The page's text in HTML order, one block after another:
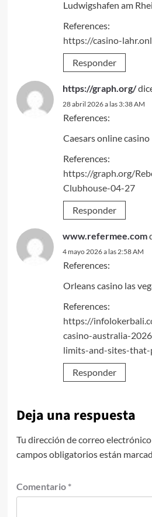
Ludwigshafen am
References:
https://casino-
Responder
https://graph.org/
28 abril 2026 a las 3:38 AM
References:
Caesars online casino
References:
https://graph.org/
Clubhouse-04-27
Responder
www.refermee.com
4 mayo 2026 a las 2:58 AM
References:
Orleans casino las
References:
https://
casino-australia-
limits-and-sites-
Responder
Deja una respuesta
Tu dirección de correo
campos obligatorios están
Comentario *